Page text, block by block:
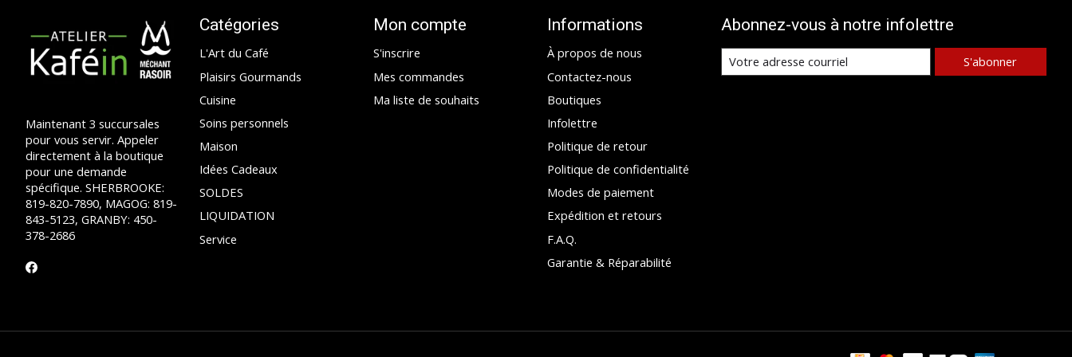
Maintenant 3 succursales
pour vous servir. Appeler
directement à la boutique
pour une demande
spécifique. SHERBROOKE:
819-820-7890, MAGOG: 819-
843-5123, GRANBY: 450-
378-2686
Catégories
L'Art du Café
Plaisirs Gourmands
Cuisine
Soins personnels
Maison
Idées Cadeaux
SOLDES
LIQUIDATION
Service
Mon compte
S'inscrire
Mes commandes
Ma liste de souhaits
Informations
À propos de nous
Contactez-nous
Boutiques
Infolettre
Politique de retour
Politique de confidentialité
Modes de paiement
Expédition et retours
F.A.Q.
Garantie & Réparabilité
Abonnez-vous à notre infolettre
S'abonner